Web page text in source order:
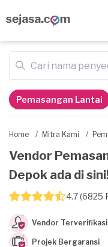
Home / Mitra Kami /
Vendor
Depok ada di
4.7 (6825
Vendor Terverifikasi
Projek Bergaransi
Pemasangan Lantai